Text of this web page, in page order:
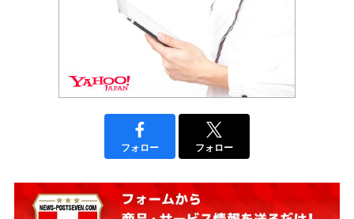
フォロー フォロー